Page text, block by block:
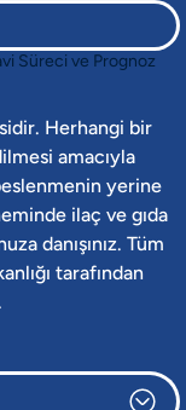
Herhangi bir
amacıyla
yerine
ilaç ve gıda
danışınız. Tüm
tarafından